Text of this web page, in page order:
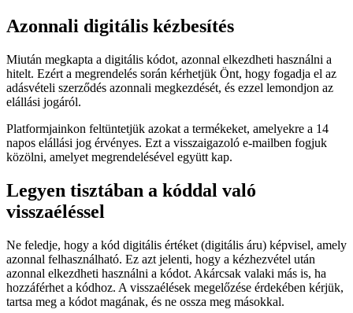
Azonnali digitális kézbesítés
Miután megkapta a digitális kódot, azonnal elkezdheti használni a
hitelt. Ezért a megrendelés során kérhetjük Önt, hogy fogadja el az
adásvételi szerződés azonnali megkezdését, és ezzel lemondjon az
elállási jogáról.
Platformjainkon feltüntetjük azokat a termékeket, amelyekre a 14
napos elállási jog érvényes. Ezt a visszaigazoló e-mailben fogjuk
közölni, amelyet megrendelésével együtt kap.
Legyen tisztában a kóddal való
visszaéléssel
Ne feledje, hogy a kód digitális értéket (digitális áru) képvisel, amely
azonnal felhasználható. Ez azt jelenti, hogy a kézhezvétel után
azonnal elkezdheti használni a kódot. Akárcsak valaki más is, ha
hozzáférhet a kódhoz. A visszaélések megelőzése érdekében kérjük,
tartsa meg a kódot magának, és ne ossza meg másokkal.